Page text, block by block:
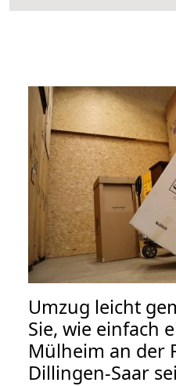
Umzug leicht
Sie, wie einfach
Mülheim an der
Dillingen-Saar